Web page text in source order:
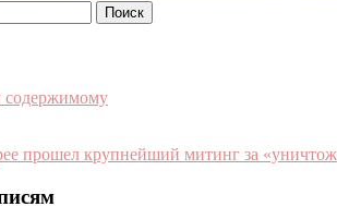
содержимому
прошел крупнейший митинг за